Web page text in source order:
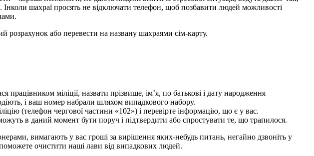
шахраї просять не відключати телефон, щоб позбавити людей можливості
розрахунок або перевести на названу шахраями сім-карту.
міліції, назвати прізвище, ім’я, по батькові і дату народження
і ваш номер набрали шляхом випадкового набору.
(телефон чергової частини «102») і перевірте інформацію, що є у вас.
в даний момент бути поруч і підтвердити або спростувати те, що трапилося.
вимагають у вас гроші за вирішення яких-небудь питань, негайно дзвоніть у
очистити наші лави від випадкових людей.